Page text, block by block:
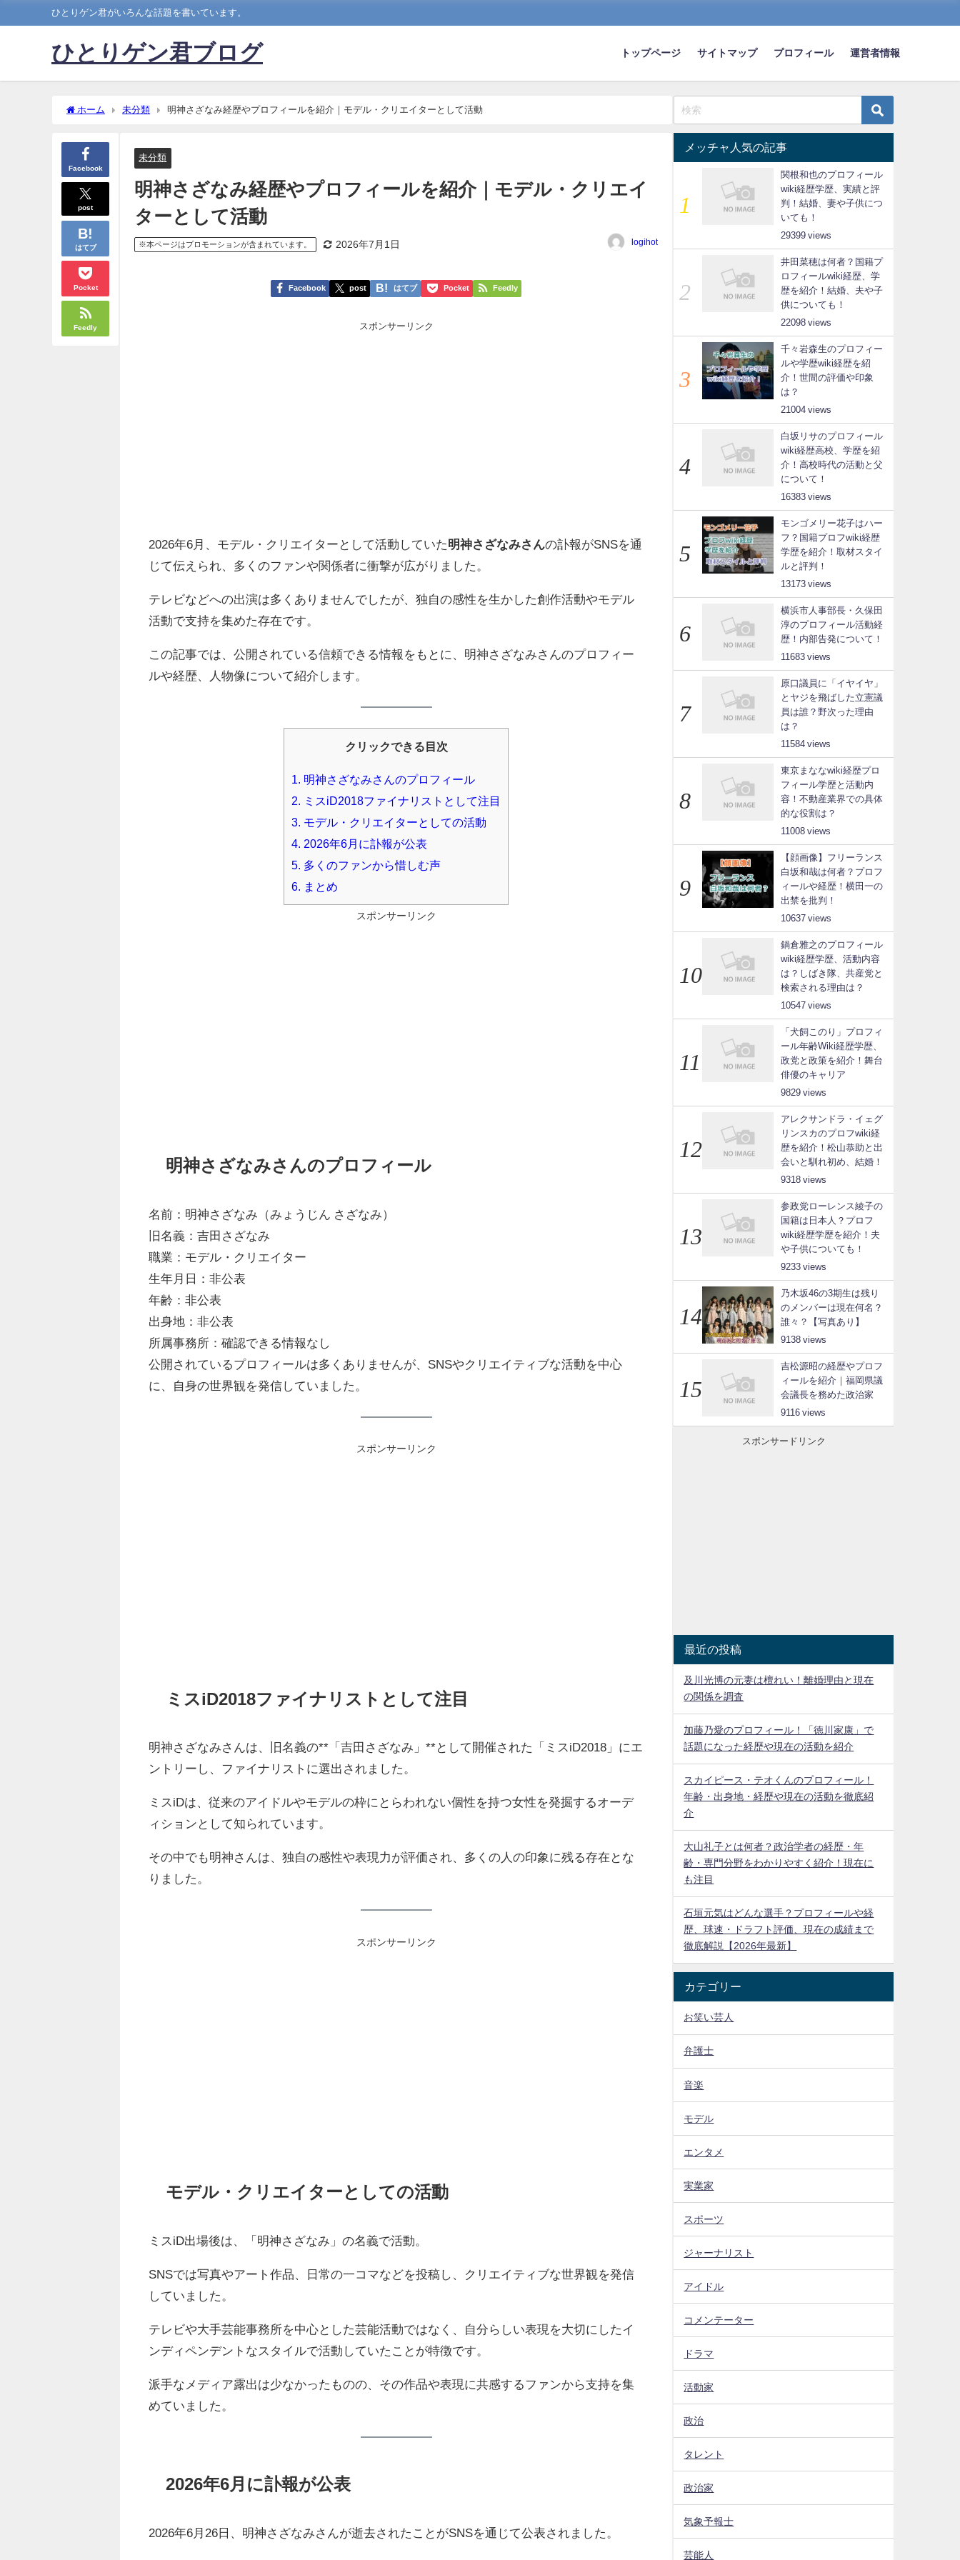
ひとりゲン君がいろんな話題を書いています。
ひとりゲン君ブログ トップページ サイトマップ プロフィール 運営者情報
ホーム 未分類 明神さざなみ経歴やプロフィールを紹介｜モデル・クリエイターとして活動
Facebook
post
はてブ
Pocket
Feedly
未分類
明神さざなみ経歴やプロフィールを紹介｜モデル・クリエイ
ターとして活動
※本ページはプロモーションが含まれています。 2026年7月1日 logihot
Facebook post はてブ Pocket Feedly
スポンサーリンク
2026年6月、モデル・クリエイターとして活動していた 明神さざなみさんの訃報がSNSを通
じて伝えられ、多くのファンや関係者に衝撃が広がりました。
テレビなどへの出演は多くありませんでしたが、独自の感性を生かした創作活動やモデル
活動で支持を集めた存在です。
この記事では、公開されている信頼できる情報をもとに、明神さざなみさんのプロフィー
ルや経歴、人物像について紹介します。
クリックできる目次
1.
明神さざなみさんのプロフィール
2.
ミスiD2018ファイナリストとして注目
3. モデル・クリエイターとしての活動
4. 2026年6月に訃報が公表
5. 多くのファンから惜しむ声
6.
まとめ
スポンサーリンク
明神さざなみさんのプロフィール
名前：明神さざなみ（みょうじん さざなみ）
旧名義：吉田さざなみ
職業：モデル・クリエイター
生年月日：非公表
年齢：非公表
出身地：非公表
所属事務所：確認できる情報なし
公開されているプロフィールは多くありませんが、SNSやクリエイティブな活動を中心
に、自身の世界観を発信していました。
スポンサーリンク
ミスiD2018ファイナリストとして注目
明神さざなみさんは、旧名義の**「吉田さざなみ」**として開催された「ミスiD2018」にエ
ントリーし、ファイナリストに選出されました。
ミスiDは、従来のアイドルやモデルの枠にとらわれない個性を持つ女性を発掘するオーデ
ィションとして知られています。
その中でも明神さんは、独自の感性や表現力が評価され、多くの人の印象に残る存在とな
りました。
スポンサーリンク
モデル・クリエイターとしての活動
ミスiD出場後は、「明神さざなみ」の名義で活動。
SNSでは写真やアート作品、日常の一コマなどを投稿し、クリエイティブな世界観を発信
していました。
テレビや大手芸能事務所を中心とした芸能活動ではなく、自分らしい表現を大切にしたイ
ンディペンデントなスタイルで活動していたことが特徴です。
派手なメディア露出は少なかったものの、その作品や表現に共感するファンから支持を集
めていました。
2026年6月に訃報が公表
2026年6月26日、明神さざなみさんが逝去されたことがSNSを通じて公表されました。
メッチャ人気の記事
関根和也のプロフィール
wiki経歴学歴、実績と評
判！結婚、妻や子供につ
いても！
29399
井田菜穂は何者？国籍プ
ロフィールwiki経歴、学
歴を紹介！結婚、夫や子
供についても！
22098
千々岩森生のプロフィー
ルや学歴wiki経歴を紹
介！世間の評価や印象
は？
21004
白坂リサのプロフィール
wiki経歴高校、学歴を紹
介！高校時代の活動と父
について！
16383
モンゴメリー花子はハー
フ？国籍プロフwiki経歴
学歴を紹介！取材スタイ
ルと評判！
13173
横浜市人事部長・久保田
淳のプロフィール活動経
歴！内部告発について！
11683
原口議員に「イヤイヤ」
とヤジを飛ばした立憲議
員は誰？野次った理由
は？
11584
東京まななwiki経歴プロ
フィール学歴と活動内
容！不動産業界での具体
的な役割は？
11008
【顔画像】フリーランス
白坂和哉は何者？プロフ
ィールや経歴！横田一の
出禁を批判！
10637
鍋倉雅之のプロフィール
wiki経歴学歴、活動内容
は？しばき隊、共産党と
検索される理由は？
10547
「犬飼このり」プロフィ
ール年齢Wiki経歴学歴、
政党と政策を紹介！舞台
俳優のキャリア
9829
アレクサンドラ・イェグ
リンスカのプロフwiki経
歴を紹介！松山恭助と出
会いと馴れ初め、結婚！
9318
参政党ローレンス綾子の
国籍は日本人？プロフ
wiki経歴学歴を紹介！夫
や子供についても！
9233
乃木坂46の3期生は残り
のメンバーは現在何名？
誰々？【写真あり】
9138
吉松源昭の経歴やプロフ
ィールを紹介｜福岡県議
会議長を務めた政治家
9116
スポンサードリンク
最近の投稿
及川光博の元妻は檀れい！離婚理由と現在
の関係を調査
加藤乃愛のプロフィール！「徳川家康」で
話題になった経歴や現在の活動を紹介
スカイピース・テオくんのプロフィール！
年齢・出身地・経歴や現在の活動を徹底紹
介
大山礼子とは何者？政治学者の経歴・年
齢・専門分野をわかりやすく紹介！現在に
も注目
石垣元気はどんな選手？プロフィールや経
歴、球速・ドラフト評価、現在の成績まで
徹底解説【2026年最新】
カテゴリー
お笑い芸人
弁護士
音楽
モデル
エンタメ
実業家
スポーツ
ジャーナリスト
アイドル
コメンテーター
ドラマ
活動家
政治
タレント
政治家
気象予報士
芸能人